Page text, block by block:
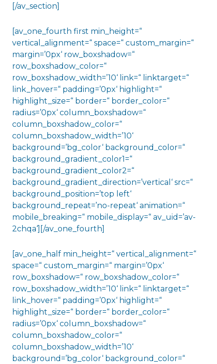
[/av_section]
[av_one_fourth first min_height=“
vertical_alignment=“ space=“ custom_margin=“
margin=’0px‘ row_boxshadow=“
row_boxshadow_color=“
row_boxshadow_width=’10‘ link=“ linktarget=“
link_hover=“ padding=’0px‘ highlight=“
highlight_size=“ border=“ border_color=“
radius=’0px‘ column_boxshadow=“
column_boxshadow_color=“
column_boxshadow_width=’10‘
background=’bg_color‘ background_color=“
background_gradient_color1=“
background_gradient_color2=“
background_gradient_direction=’vertical‘ src=“
background_position=’top left‘
background_repeat=’no-repeat‘ animation=“
mobile_breaking=“ mobile_display=“ av_uid=’av-
2chqa‘][/av_one_fourth]
[av_one_half min_height=“ vertical_alignment=“
space=“ custom_margin=“ margin=’0px‘
row_boxshadow=“ row_boxshadow_color=“
row_boxshadow_width=’10‘ link=“ linktarget=“
link_hover=“ padding=’0px‘ highlight=“
highlight_size=“ border=“ border_color=“
radius=’0px‘ column_boxshadow=“
column_boxshadow_color=“
column_boxshadow_width=’10‘
background=’bg_color‘ background_color=“